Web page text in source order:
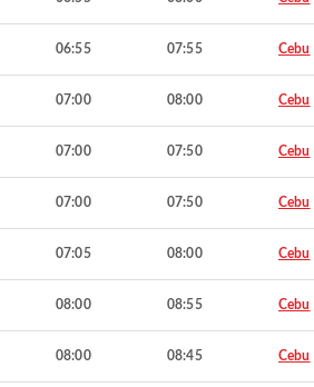
06:55 07:55 Cebu
07:00 08:00 Cebu
07:00 07:50 Cebu
07:00 07:50 Cebu
07:05 08:00 Cebu
08:00 08:55 Cebu
08:00 08:45 Cebu